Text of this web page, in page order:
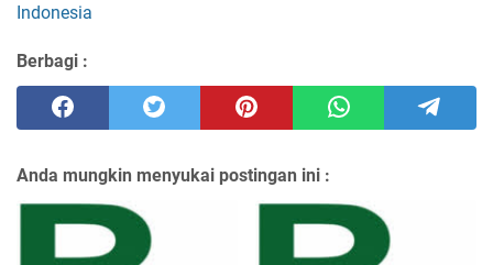
Indonesia
Berbagi :
Anda mungkin menyukai postingan ini :